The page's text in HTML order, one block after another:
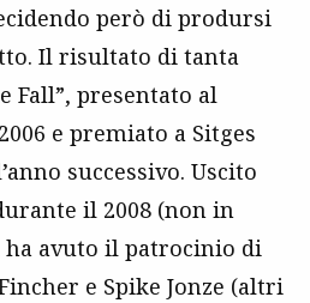
però di prodursi
Il risultato di tanta
Fall”, presentato al
e premiato a Sitges
successivo. Uscito
il 2008 (non in
avuto il patrocinio di
e Spike Jonze (altri